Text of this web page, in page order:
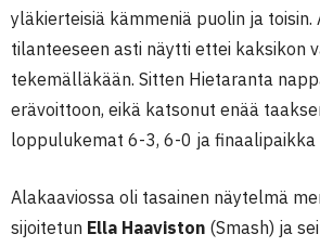
yläkierteisiä kämmeniä puolin ja toisin.
tilanteeseen asti näytti ettei kaksikon
tekemälläkään. Sitten Hietaranta
erävoittoon, eikä katsonut enää
loppulukemat 6-3, 6-0 ja finaalipaikka
Alakaaviossa oli tasainen näytelmä
sijoitetun Ella Haaviston (Smash) ja